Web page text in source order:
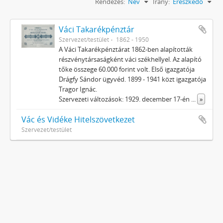
Váci Takarékpénztár
Szervezet/testület 1862 - 1950
A Váci Takarékpénztárat 1862-ben alapították
részvénytársaságként váci székhellyel. Az alapító
tőke összege 60.000 forint volt. Első igazgatója
Drágfy Sándor ügyvéd. 1899 - 1941 közt igazgatója
Tragor Ignác.
Szervezeti változások: 1929. december 17-én ... »
Vác és Vidéke Hitelszövetkezet
Szervezet/testület